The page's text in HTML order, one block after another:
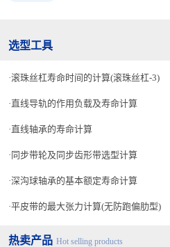
选型工具
滚珠丝杠寿命时间的计算(滚珠丝杠-3)
直线导轨的作用负载及寿命计算
直线轴承的寿命计算
同步带轮及同步齿形带选型计算
深沟球轴承的基本额定寿命计算
平皮带的最大张力计算(无防跑偏肋型)
热卖产品 Hot selling products